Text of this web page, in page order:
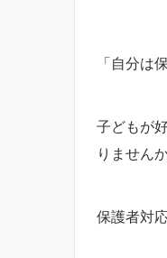
「自分は
子どもが
りませんか
保護者対